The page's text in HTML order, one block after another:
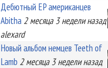
Дебютный EP американцев
Abitha 2 месяца 3 неделиназад
alexard
Новый альбом немцев Teeth of
Lamb 2 месяца 3 неделиназад